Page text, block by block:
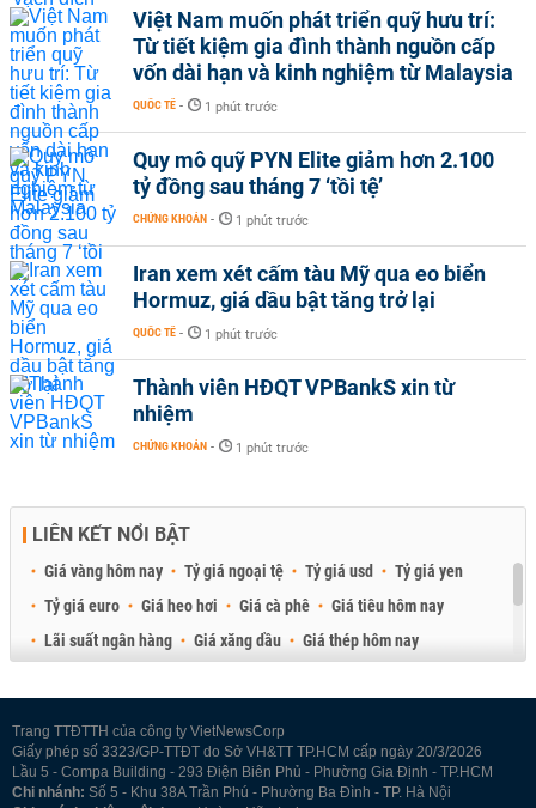
Việt Nam muốn phát triển quỹ hưu trí:
Từ tiết kiệm gia đình thành nguồn cấp
vốn dài hạn và kinh nghiệm từ Malaysia
QUỐC TẾ - 1 phút trước
Quy mô quỹ PYN Elite giảm hơn 2.100
tỷ đồng sau tháng 7 ‘tồi tệ’
CHỨNG KHOÁN - 1 phút trước
Iran xem xét cấm tàu Mỹ qua eo biển
Hormuz, giá dầu bật tăng trở lại
QUỐC TẾ - 1 phút trước
Thành viên HĐQT VPBankS xin từ
nhiệm
CHỨNG KHOÁN - 1 phút trước
LIÊN KẾT NỔI BẬT
Giá vàng hôm nay Tỷ giá ngoại tệ Tỷ giá usd
Tỷ giá yen
Tỷ giá euro
Giá heo hơi Giá cà phê
Giá tiêu hôm nay
Lãi suất ngân hàng
Giá xăng dầu
Giá thép hôm nay
Trang TTĐTTH của công ty VietNewsCorp
Giấy phép số 3323/GP-TTĐT do Sở VH&TT TP.HCM cấp ngày 20/3/2026
Lầu 5 - Compa Building - 293 Điện Biên Phủ - Phường Gia Định - TP.HCM
Chi nhánh: Số 5 - Khu 38A Trần Phú - Phường Ba Đình - TP. Hà Nội